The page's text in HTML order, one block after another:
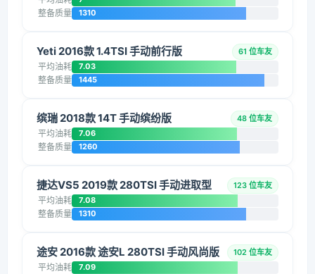
整备质量 1310
Yeti 2016款 1.4TSI 手动前行版 61 位车友
平均油耗 7.03
整备质量 1445
缤瑞 2018款 14T 手动缤纷版 48 位车友
平均油耗 7.06
整备质量 1260
捷达VS5 2019款 280TSI 手动进取型 123 位车友
平均油耗 7.08
整备质量 1310
途安 2016款 途安L 280TSI 手动风尚版 102 位车友
平均油耗 7.09